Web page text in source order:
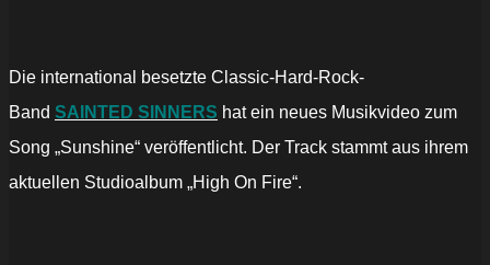
Die international besetzte Classic-Hard-Rock-
Band SAINTED SINNERS hat ein neues Musikvideo zum
Song „Sunshine“ veröffentlicht. Der Track stammt aus ihrem
aktuellen Studioalbum „High On Fire“.